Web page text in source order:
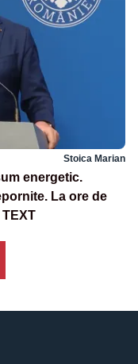
Stoica Marian
energetic.
La ore de